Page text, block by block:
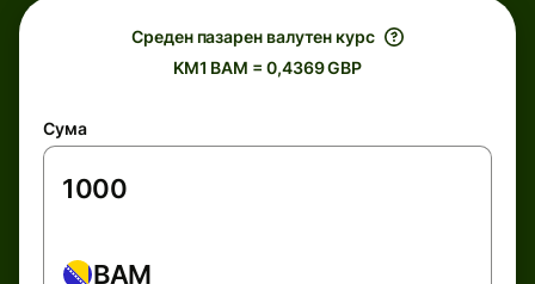
Среден пазарен валутен курс
KM1 BAM = 0,4369 GBP
Сума
BAM